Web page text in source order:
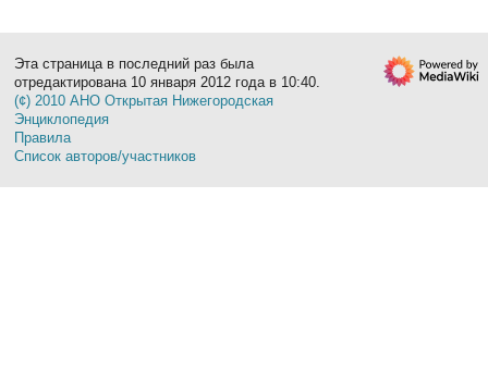
Эта страница в последний раз была
отредактирована 10 января 2012 года в 10:40.
(¢) 2010 АНО Открытая Нижегородская
Энциклопедия
Правила
Список авторов/участников